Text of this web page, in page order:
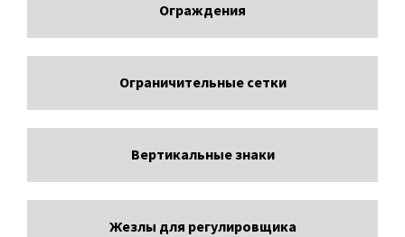
Ограждения
Ограничительные сетки
Вертикальные знаки
Жезлы для регулировщика